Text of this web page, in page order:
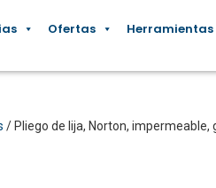
Ofertas Herramientas
/ Pliego de lija, Norton, impermeable,